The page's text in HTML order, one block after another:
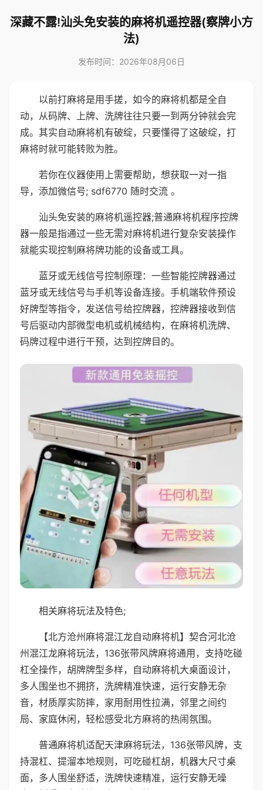
深藏不露!汕头免安装的麻将机遥控器(察牌小方
法)
发布时间：2026年08月06日
以前打麻将是用手搓，如今的麻将机都是全自
动，从码牌、上牌、洗牌往往只要一到两分钟就会完
成。其实自动麻将机有破绽，只要懂得了这破绽，打
麻将时就可能转败为胜。
若你在仪器使用上需要帮助，想获取一对一指
导，添加微信号; sdf6770 随时交流 。
汕头免安装的麻将机遥控器;普通麻将机程序控牌
器一般是指通过一些无需对麻将机进行复杂安装操作
就能实现控制麻将牌功能的设备或工具。
蓝牙或无线信号控制原理：一些智能控牌器通过
蓝牙或无线信号与手机等设备连接。手机端软件预设
好牌型等指令，发送信号给控牌器，控牌器接收到信
号后驱动内部微型电机或机械结构，在麻将机洗牌、
码牌过程中进行干预，达到控牌目的。
相关麻将玩法及特色;
【北方沧州麻将混江龙自动麻将机】契合河北沧
州混江龙麻将玩法，136张带风牌麻将通用，支持吃碰
杠全操作，胡牌牌型多样，自动麻将机大桌面设计，
多人围坐也不拥挤，洗牌精准快速，运行安静无杂
音，材质厚实防摔，家用耐用性拉满，邻里之间约
局、家庭休闲，轻松感受北方麻将的热闹氛围。
普通麻将机适配天津麻将玩法，136张带风牌，支
持混杠、提溜本地规则，可吃碰杠胡，机器大尺寸桌
面，多人围坐舒适，洗牌快速精准，运行安静无噪